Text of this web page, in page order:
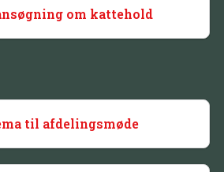
om kattehold
til afdelingsmøde